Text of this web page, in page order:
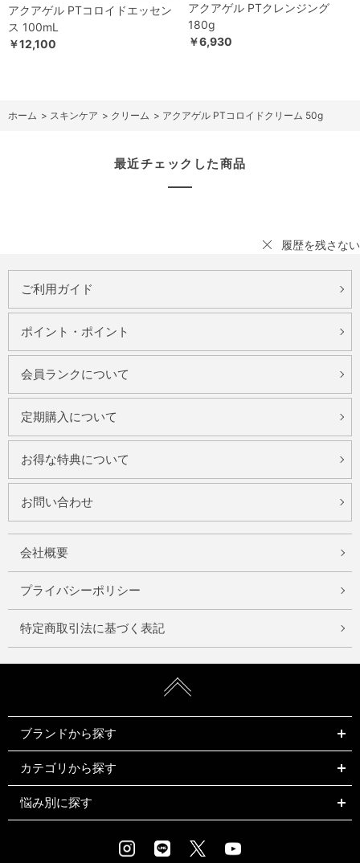
アクアゲル PTコロイドエッセン
ス 100mL
￥12,100
アクアゲル PTクレンジング
180g
￥6,930
ホーム > スキンケア > クリーム > アクアゲル PTコロイドクリーム 50g
最近チェックした商品
履歴を残さない
ご利用ガイド
ポイント・ポイント
会員ランクについて
定期購入について
お得な特典について
お問い合わせ
会社概要
プライバシーポリシー
特定商取引法に基づく表記
ブランドから探す
カテゴリから探す
悩み別に探す
InstagramLINE X